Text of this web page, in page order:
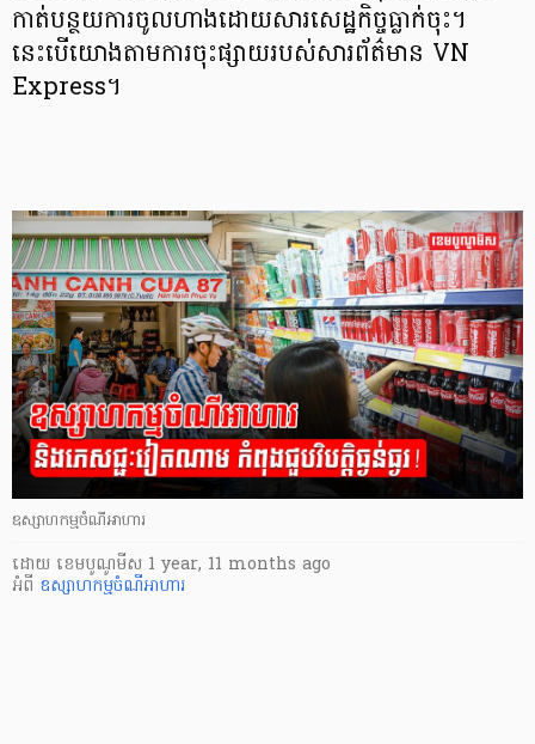
កាត់បន្ថយការចូលហាងដោយសារសេដ្ឋកិច្ចធ្លាក់ចុះ។
នេះបើយោងតាមការចុះផ្សាយរបស់សារព័ត៌មាន VN
Express។
ឧស្សាហកម្មចំណីអាហារ
ដោយ ​ ខេមបូណូមីស 1 year, 11 months ago
អំពី ឧស្សាហកម្មចំណីអាហារ